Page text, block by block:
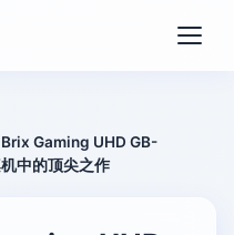
Gaming UHD GB-
中的顶尖之作